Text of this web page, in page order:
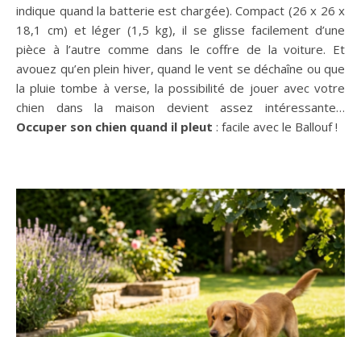
indique quand la batterie est chargée). Compact (26 x 26 x
18,1 cm) et léger (1,5 kg), il se glisse facilement d’une
pièce à l’autre comme dans le coffre de la voiture. Et
avouez qu’en plein hiver, quand le vent se déchaîne ou que
la pluie tombe à verse, la possibilité de jouer avec votre
chien dans la maison devient assez intéressante…
Occuper son chien quand il pleut : facile avec le Ballouf !